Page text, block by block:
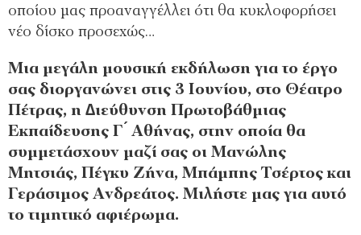
οποίου μας προαναγγέλλει ότι θα κυκλοφορήσει
νέο δίσκο προσεχώς…
Μια μεγάλη μουσική εκδήλωση για το έργο
σας διοργανώνει στις 3 Ιουνίου, στο Θέατρο
Πέτρας, η ∆ιεύθυνση Πρωτοβάθμιας
Εκπαίδευσης Γ ́ Αθήνας, στην οποία θα
συμμετάσχουν μαζί σας οι Μανώλης
Μητσιάς, Πέγκυ Ζήνα, Μπάμπης Τσέρτος και
Γεράσιμος Ανδρεάτος. Μιλήστε μας για αυτό
το τιμητικό αφιέρωμα.